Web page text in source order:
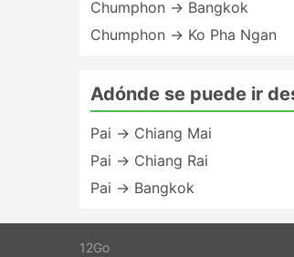
Chumphon → Bangkok
Chumphon → Ko Pha Ngan
Adónde se puede ir
Pai → Chiang Mai
Pai → Chiang Rai
Pai → Bangkok
12Go